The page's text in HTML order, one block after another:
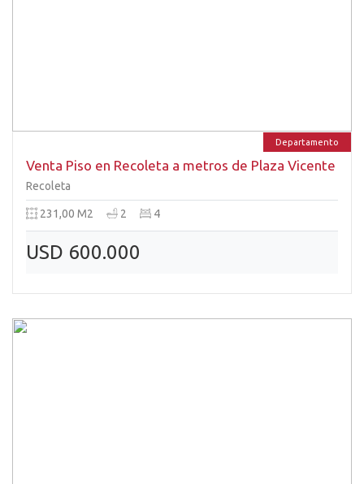
Departamento
Venta Piso en Recoleta a metros de Plaza Vicente
López | 4 dorm | escritorio | 2 cocheras
Recoleta
231,00 M2 2 4
USD 600.000